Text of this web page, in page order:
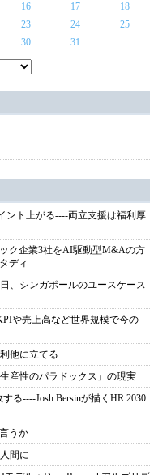
16 17
18
23 24
25
30 31
ント上がる----両立支援は福利厚
ク企業3社をAI駆動型M&Aの方
ディ
、シンガポールのユースケース
や売上高など世界規模で今の
他に立てる
産性のパラドックス」の現実
る----Josh Bersinが描くHR 2030
うか
間に